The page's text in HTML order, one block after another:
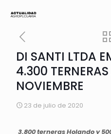
DI SANTI LTDA
4.300
NOVIEMBRE
23 de julio de 2020
3.800 terneras Holando y